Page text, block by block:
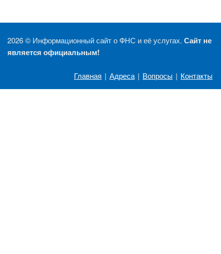
2026 © Информационный сайт о ФНС и её услугах. Сайт не
является официальным!
Главная | Адреса | Вопросы | Контакты